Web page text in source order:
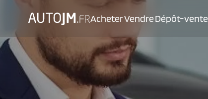
AcheterVendreDépôt-vente